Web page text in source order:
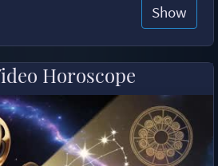
Show
Horoscope